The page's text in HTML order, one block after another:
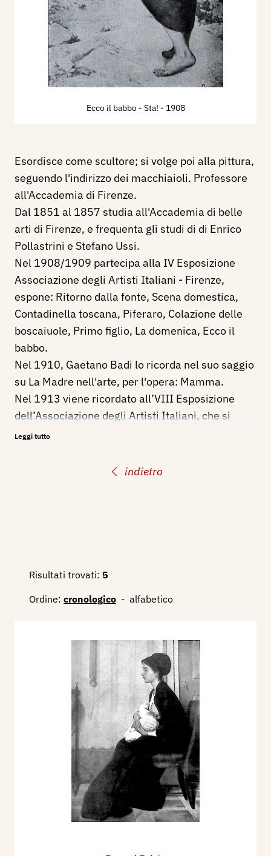
indietro
Ecco il babbo - Sta! - 1908
Esordisce come scultore; si volge poi alla pittura,
seguendo l'indirizzo dei macchiaioli. Professore
all'Accademia di Firenze.
Dal 1851 al 1857 studia all'Accademia di belle
arti di Firenze, e frequenta gli studi di di Enrico
Pollastrini e Stefano Ussi.
Nel 1908/1909 partecipa alla IV Esposizione
Associazione degli Artisti Italiani - Firenze,
espone: Ritorno dalla fonte, Scena domestica,
Contadinella toscana, Piferaro, Colazione delle
boscaiuole, Primo figlio, La domenica, Ecco il
babbo.
Nel 1910, Gaetano Badi lo ricorda nel suo saggio
su La Madre nell'arte, per l'opera: Mamma.
Nel 1913 viene ricordato all’VIII Esposizione
dell’Associazione degli Artisti Italiani, che si
tiene nel Palazzo Strozzi di Firenze, con otto
toscana, Primo figlio, Ritorno dalla fonte, La
La Galleria Moderna di Firenze, conserva il
Associazione degli Artisti Italiani - Firenze,
espone: Barcaiolo (Bronzo).
1908/1909 - IV Esposizione Associazione degli
Artisti Italiani - Firenze, catalogo mostra, nn.
1910 - Gaetano Badi, La madre nell’arte, Natura
ed Arte, Milano, Vallardi, N. 3 - 5 gennaio, p.
1912 - Egisto Ferroni (necrologio), L'Illustrazione
Italiana, primo semestre, n. 22, 6 giugno, p. 543.
1913 - VIII Esposizione in Firenze, catalogo
Leggi tutto
Risultati trovati: 5
Ordine: cronologico - alfabetico